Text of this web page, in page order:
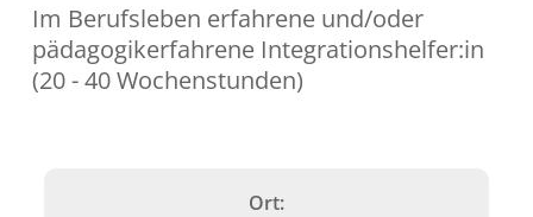
Im Berufsleben erfahrene und/oder
pädagogikerfahrene Integrationshelfer:in
(20 - 40 Wochenstunden)
Ort: